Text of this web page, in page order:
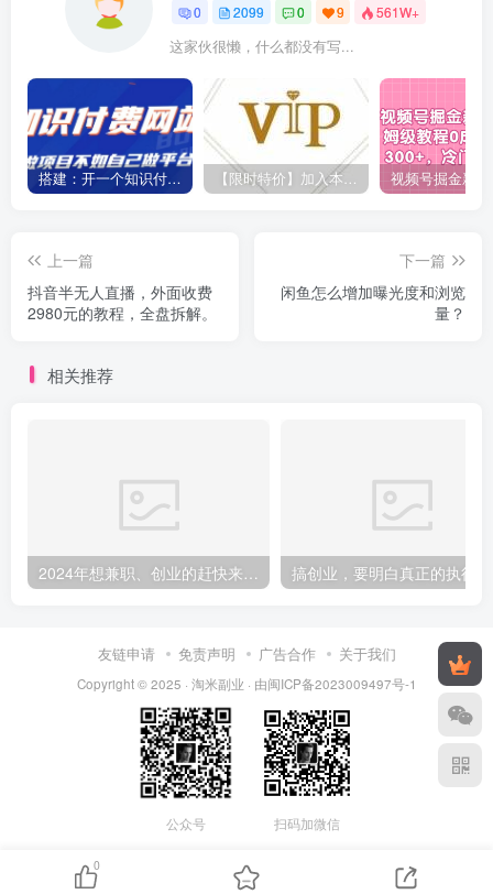
0 2099 0 9 561W+
这家伙很懒，什么都没有写...
搭建：开一个知识付费资源网站，24小时全自动赚钱！
上一篇
抖音半无人直播，外面收费
2980元的教程，全盘拆解。
下一篇
闲鱼怎么增加曝光度和浏览
量？
相关推荐
2024年想兼职、创业的赶快来看，干货满满，提前打算，重在行动！
友链申请 免责声明 广告合作 关于我们
Copyright © 2025 · 淘米副业 · 由闽ICP备2023009497号-1
公众号 扫码加微信
0